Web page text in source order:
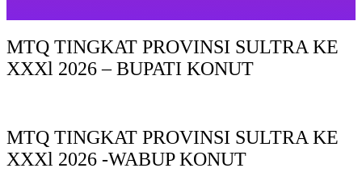
MTQ TINGKAT PROVINSI SULTRA KE
XXXl 2026 – BUPATI KONUT
MTQ TINGKAT PROVINSI SULTRA KE
XXXl 2026 -WABUP KONUT